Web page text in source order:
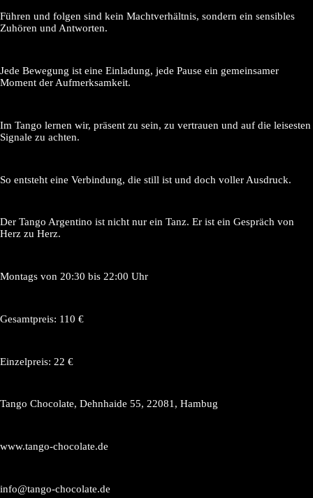
Führen und folgen sind kein Machtverhältnis, sondern ein sensibles
Zuhören und Antworten.
Jede Bewegung ist eine Einladung, jede Pause ein gemeinsamer
Moment der Aufmerksamkeit.
Im Tango lernen wir, präsent zu sein, zu vertrauen und auf die leisesten
Signale zu achten.
So entsteht eine Verbindung, die still ist und doch voller Ausdruck.
Der Tango Argentino ist nicht nur ein Tanz. Er ist ein Gespräch von
Herz zu Herz.
Montags von 20:30 bis 22:00 Uhr
Gesamtpreis: 110 €
Einzelpreis: 22 €
Tango Chocolate, Dehnhaide 55, 22081, Hambug
www.tango-chocolate.de
info@tango-chocolate.de